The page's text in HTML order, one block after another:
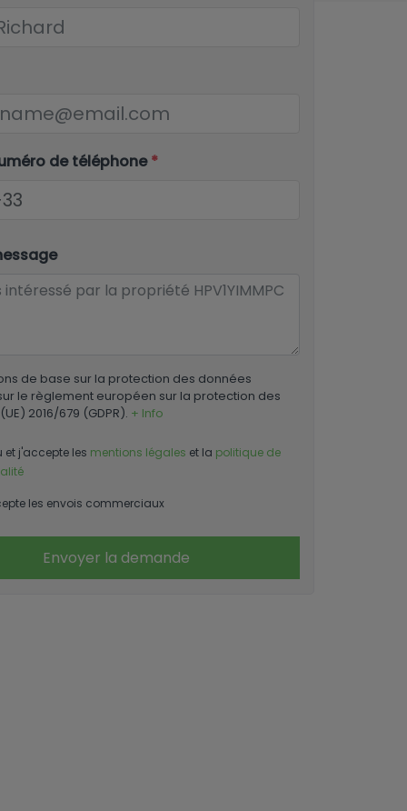
de téléphone*
de base sur la protection des données
le règlement européen sur la protection des
2016/679 (GDPR). + Info
et j'accepte les mentions légales et la politique de
les envois commerciaux
Envoyer la demande